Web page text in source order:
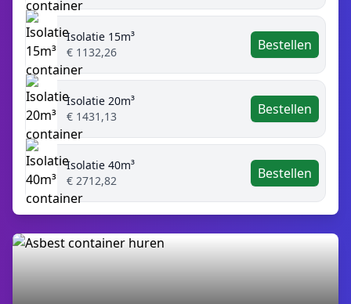
Isolatie 15m³
€ 1132,26
Bestellen
Isolatie 20m³
€ 1431,13
Bestellen
Isolatie 40m³
€ 2712,82
Bestellen